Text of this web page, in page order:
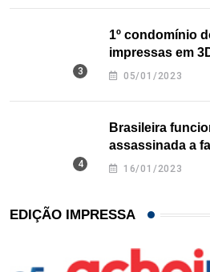
1º condomínio
impressas em
Texas
05/01/2023
Brasileira
assassinada a
16/01/2023
EDIÇÃO IMPRESSA